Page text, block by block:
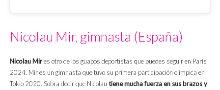
Nicolau Mir, gimnasta (España)
Nicolau Mires otro de los guapos deportistas que puedes seguir en París
2024. Mir es un gimnasta que tuvo su primera participación olímpica en
Tokio 2020. Sobra decir que Nicolau tiene mucha fuerza en sus brazos y